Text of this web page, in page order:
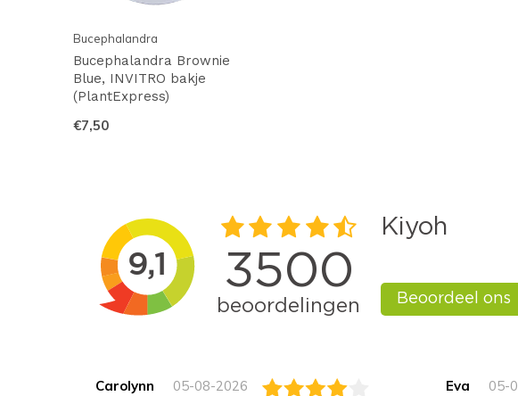
Bucephalandra
Bucephalandra Brownie
Blue, INVITRO bakje
(PlantExpress)
€7,50
Carolynn 05-08-2026 Eva 05-